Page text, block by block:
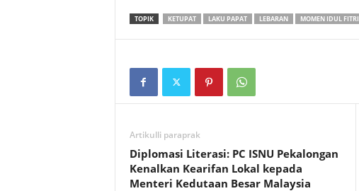
TOPIK KETUPAT LAKU PAPAT LEBARAN MOMEN IDUL FITRI
Artikulli paraprak
Diplomasi Literasi: PC ISNU Pekalongan
Kenalkan Kearifan Lokal kepada
Menteri Kedutaan Besar Malaysia